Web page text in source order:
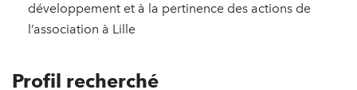
développement et à la pertinence des actions de
l’association à Lille
Profil recherché